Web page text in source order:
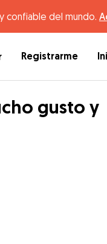
confiable del mundo.
Registrarme
gusto y